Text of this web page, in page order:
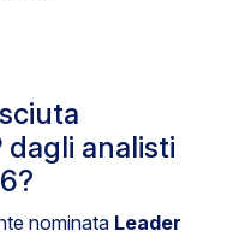
dagli analisti
nominata Leader